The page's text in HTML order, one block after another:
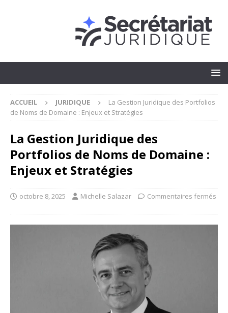
ACCUEIL JURIDIQUE
La Gestion Juridique des Portfolios
de Noms de Domaine : Enjeux et Stratégies
La Gestion Juridique des
Portfolios de Noms de Domaine :
Enjeux et Stratégies
octobre 8, 2025 Michelle Salazar Commentaires fermés